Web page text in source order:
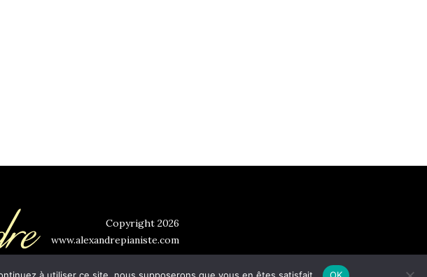
Copyright 2026
www.alexandrepianiste.com